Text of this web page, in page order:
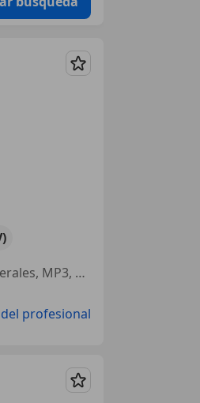
Guardar
Garantia, Asientos calef., Dirección asistida, Asientos eléctricos, Cierre centralizado, Airbags laterales, MP3, Control de tracción
profesional
Guardar